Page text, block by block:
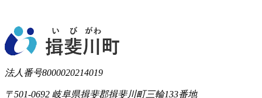
法人番号8000020214019
〒501-0692 岐阜県揖斐郡揖斐川町三輪133番地